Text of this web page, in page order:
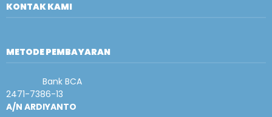
KONTAK KAMI
METODE PEMBAYARAN
Bank BCA
2471-7386-13
A/N ARDIYANTO